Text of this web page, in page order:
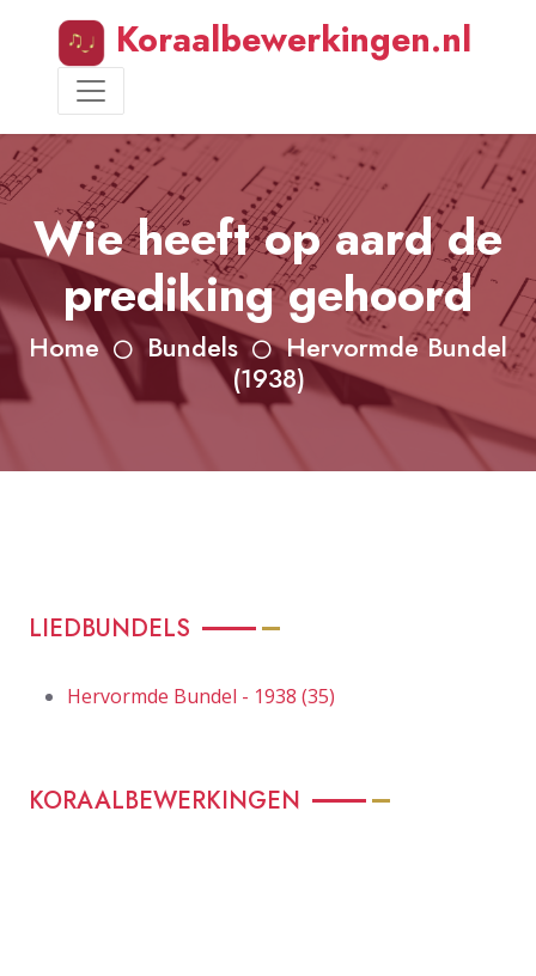
Koraalbewerkingen.nl
Wie heeft op aard de
prediking gehoord
Home Bundels
Hervormde Bundel
(1938)
LIEDBUNDELS
Hervormde Bundel - 1938 (35)
KORAALBEWERKINGEN